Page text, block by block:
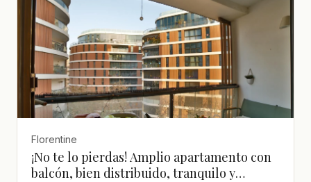
Florentine
¡No te lo pierdas! Amplio apartamento con
balcón, bien distribuido, tranquilo y